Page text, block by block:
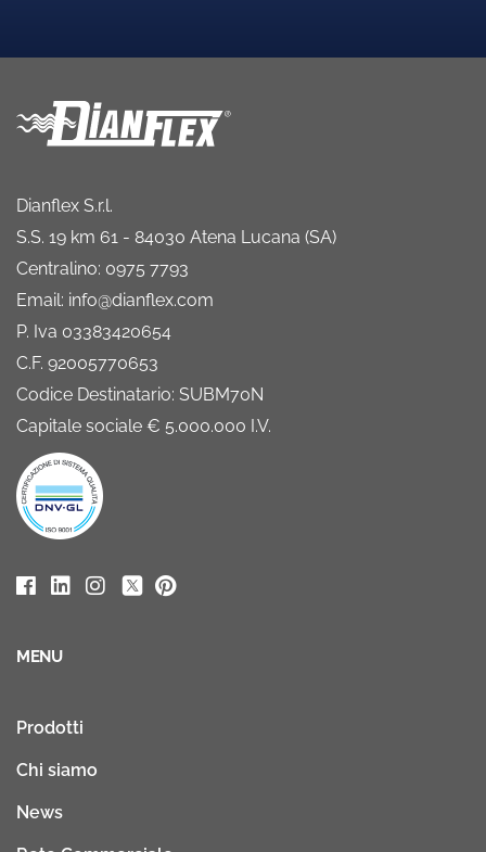
Dianflex S.r.l.
S.S. 19 km 61 - 84030 Atena Lucana (SA)
Centralino: 0975 7793
Email: info@dianflex.com
P. Iva 03383420654
C.F. 92005770653
Codice Destinatario: SUBM70N
Capitale sociale € 5.000.000 I.V.
MENU
Prodotti
Chi siamo
News